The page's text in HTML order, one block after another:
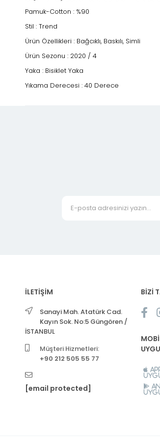
Pamuk-Cotton : %90
Stil : Trend
Ürün Özellikleri : Bağcıklı, Baskılı, Simli
Ürün Sezonu : 2020 / 4
Yaka : Bisiklet Yaka
Yıkama Derecesi : 40 Derece
İLETİŞİM
Sanayi Mah. Atatürk Cad.
Kayın Sok. No:5 Güngören /
İSTANBUL
Müşteri Hizmetleri:
+90 212 505 55 77
[email protected]
BİZİ